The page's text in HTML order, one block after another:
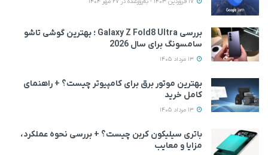
بررسی Galaxy Z Fold8 Ultra ؛ بهترین گوشی تاشو
سامسونگ برای سال 2026
بهترین موتور برق برای کامپیوتر چیست؟ + راهنمای
کامل خرید
باتری سیلیکون کربن چیست؟ + بررسی نحوه عملکرد،
مزایا و معایب